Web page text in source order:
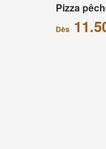
Pizza
Dès